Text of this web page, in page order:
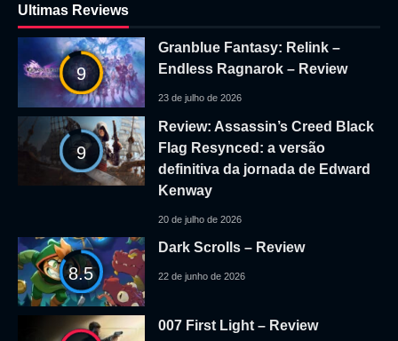
Ultimas Reviews
9
Granblue Fantasy: Relink –
Endless Ragnarok – Review
23 de julho de 2026
9
Review: Assassin’s Creed Black
Flag Resynced: a versão
definitiva da jornada de Edward
Kenway
20 de julho de 2026
8.5
Dark Scrolls – Review
22 de junho de 2026
007 First Light – Review